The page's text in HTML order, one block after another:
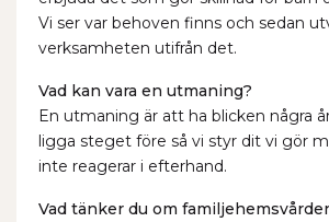
Vi ser var behoven finns och sedan
verksamheten utifrån det.
Vad kan vara en utmaning?
En utmaning är att ha blicken några
ligga steget före så vi styr dit vi gör
inte reagerar i efterhand.
Vad tänker du om